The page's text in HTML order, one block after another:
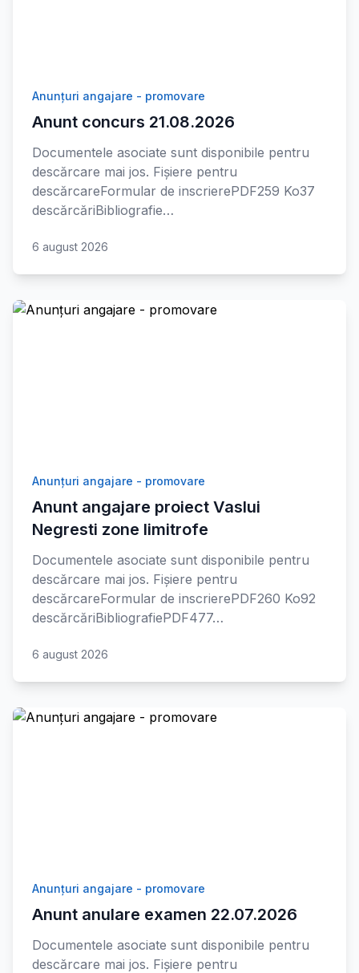
Anunțuri angajare - promovare
Anunt concurs 21.08.2026
Documentele asociate sunt disponibile pentru
descărcare mai jos. Fișiere pentru
descărcareFormular de inscrierePDF259 Ko37
descărcăriBibliografie…
6 august 2026
Anunțuri angajare - promovare
Anunt angajare proiect Vaslui
Negresti zone limitrofe
Documentele asociate sunt disponibile pentru
descărcare mai jos. Fișiere pentru
descărcareFormular de inscrierePDF260 Ko92
descărcăriBibliografiePDF477…
6 august 2026
Anunțuri angajare - promovare
Anunt anulare examen 22.07.2026
Documentele asociate sunt disponibile pentru
descărcare mai jos. Fișiere pentru